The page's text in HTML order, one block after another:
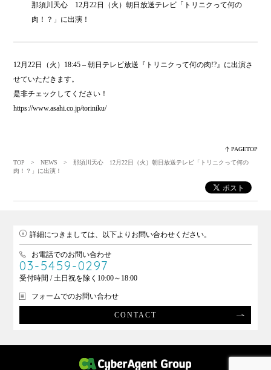
那須川天心 12月22日（火）朝日放送テレビ「トリニクって何の
肉！？」に出演！
12月22日（火）18:45 – 朝日テレビ放送『トリニクって何の肉!?』に出演さ
せていただきます。
是非チェックしてください！
https://www.asahi.co.jp/toriniku/
PAGETOP
TOP
>NEWS
> 那須川天心 12月22日（火）朝日放送テレビ「トリニクって何の
肉！？」に出演！
詳細につきましては、以下よりお問い合わせください。
お電話でのお問い合わせ
03-5459-0297
受付時間 / 土日祝を除く10:00～18:00
フォームでのお問い合わせ
CONTACT